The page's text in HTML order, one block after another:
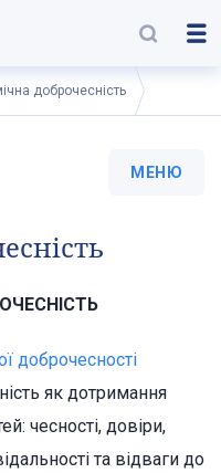
доброчесність
МЕНЮ
доброчесності
як дотримання
чесності, довіри,
та відваги до